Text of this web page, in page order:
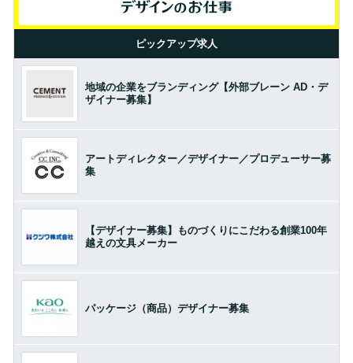
ピックアップ求人
地域の企業をブランディング【外部ブレーン AD・デ
ザイナー募集】
アートディレクター／デザイナー／プロデューサー募
集
【デザイナー募集】ものづくりにこだわる創業100年
越えの文具メーカー
パッケージ（商品）デザイナー募集